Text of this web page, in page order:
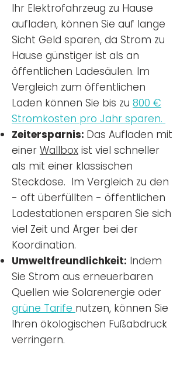
Ihr Elektrofahrzeug zu Hause
aufladen, können Sie auf lange
Sicht Geld sparen, da Strom zu
Hause günstiger ist als an
öffentlichen Ladesäulen. Im
Vergleich zum öffentlichen
Laden können Sie bis zu 800 €
Stromkosten pro Jahr sparen.
Zeitersparnis: Das Aufladen mit
einer Wallbox ist viel schneller
als mit einer klassischen
Steckdose. Im Vergleich zu den
- oft überfüllten - öffentlichen
Ladestationen ersparen Sie sich
viel Zeit und Ärger bei der
Koordination.
Umweltfreundlichkeit: Indem
Sie Strom aus erneuerbaren
Quellen wie Solarenergie oder
grüne Tarife nutzen, können Sie
Ihren ökologischen Fußabdruck
verringern.